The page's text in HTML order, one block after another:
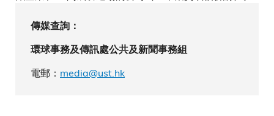
傳媒查詢：
環球事務及傳訊處公共及新聞事務組
電郵： media@ust.hk